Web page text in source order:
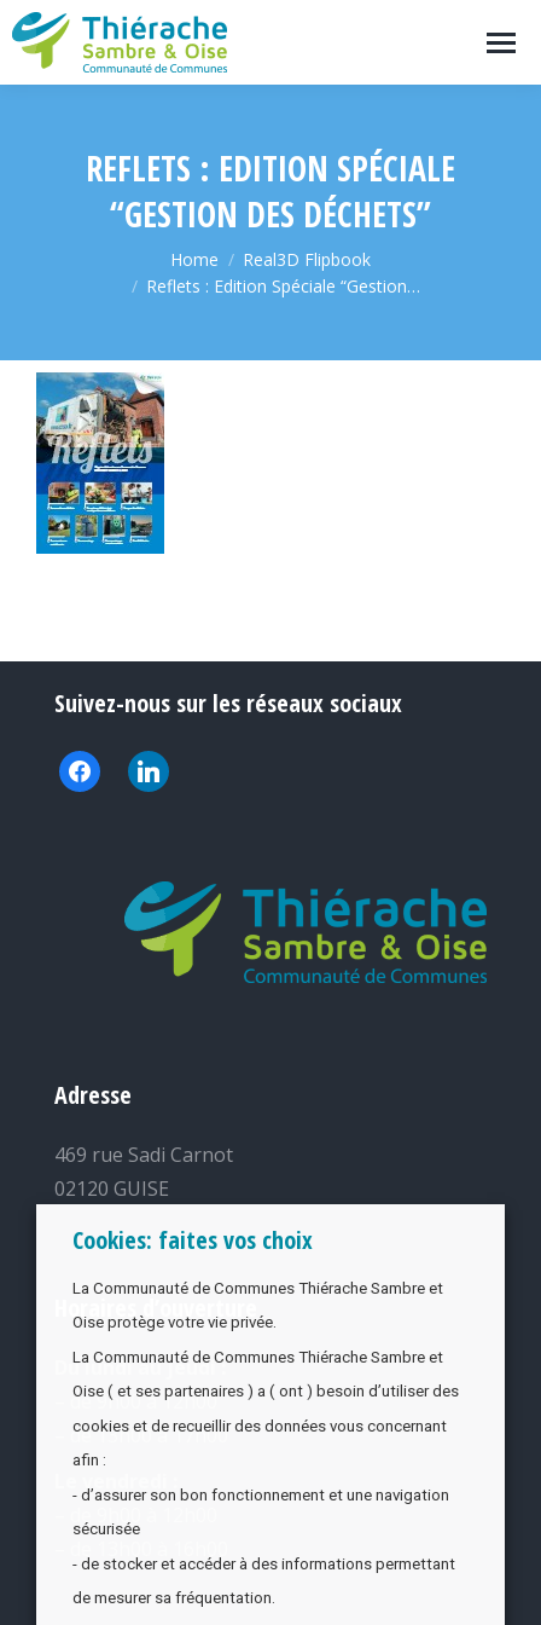
REFLETS : EDITION SPÉCIALE
“GESTION DES DÉCHETS”
Home
Real3D Flipbook
Reflets : Edition Spéciale “Gestion…
Suivez-nous sur les réseaux sociaux
facebooklinkedin
Adresse
469 rue Sadi Carnot
02120 GUISE
Horaires d’ouverture
Du lundi au jeudi :
– de 9h00 à 12h00
– de 13h00 à 17h00
Cookies: faites vos choix
La Communauté de Communes Thiérache Sambre et
Oise protège votre vie privée.
La Communauté de Communes Thiérache Sambre et
Oise ( et ses partenaires ) a ( ont ) besoin d’utiliser des
cookies et de recueillir des données vous concernant
afin :
- d’assurer son bon fonctionnement et une navigation
sécurisée
- de stocker et accéder à des informations permettant
de mesurer sa fréquentation.